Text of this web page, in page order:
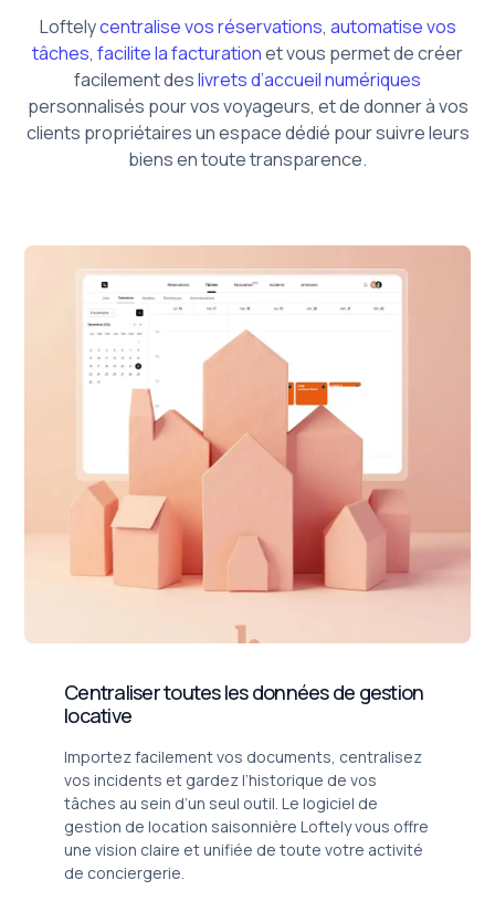
Loftelycentralise vos réservations, automatise vos
tâches, facilite la facturationet vous permet de créer
facilement deslivrets d’accueil numériques
personnalisés pour vos voyageurs, et de donner à vos
clients propriétaires un espace dédié pour suivre leurs
biens en toute transparence.
Centraliser toutes les données de gestion
locative
Importez facilement vos documents, centralisez
vos incidents et gardez l’historique de vos
tâches au sein d’un seul outil. Le logiciel de
gestion de location saisonnière Loftely vous offre
une vision claire et unifiée de toute votre activité
de conciergerie.